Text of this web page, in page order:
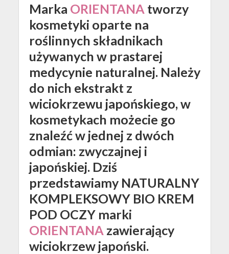
Marka ORIENTANA tworzy
kosmetyki oparte na
roślinnych składnikach
używanych w prastarej
medycynie naturalnej. Należy
do nich ekstrakt z
wiciokrzewu japońskiego, w
kosmetykach możecie go
znaleźć w jednej z dwóch
odmian: zwyczajnej i
japońskiej. Dziś
przedstawiamy NATURALNY
KOMPLEKSOWY BIO KREM
POD OCZYmarki
ORIENTANA zawierający
wiciokrzew japoński.